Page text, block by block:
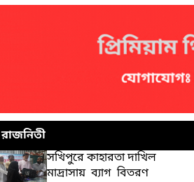
রাজনিতী
সখিপুরে কাহারতা দাখিল
মাদ্রাসায় ব্যাগ বিতরণ